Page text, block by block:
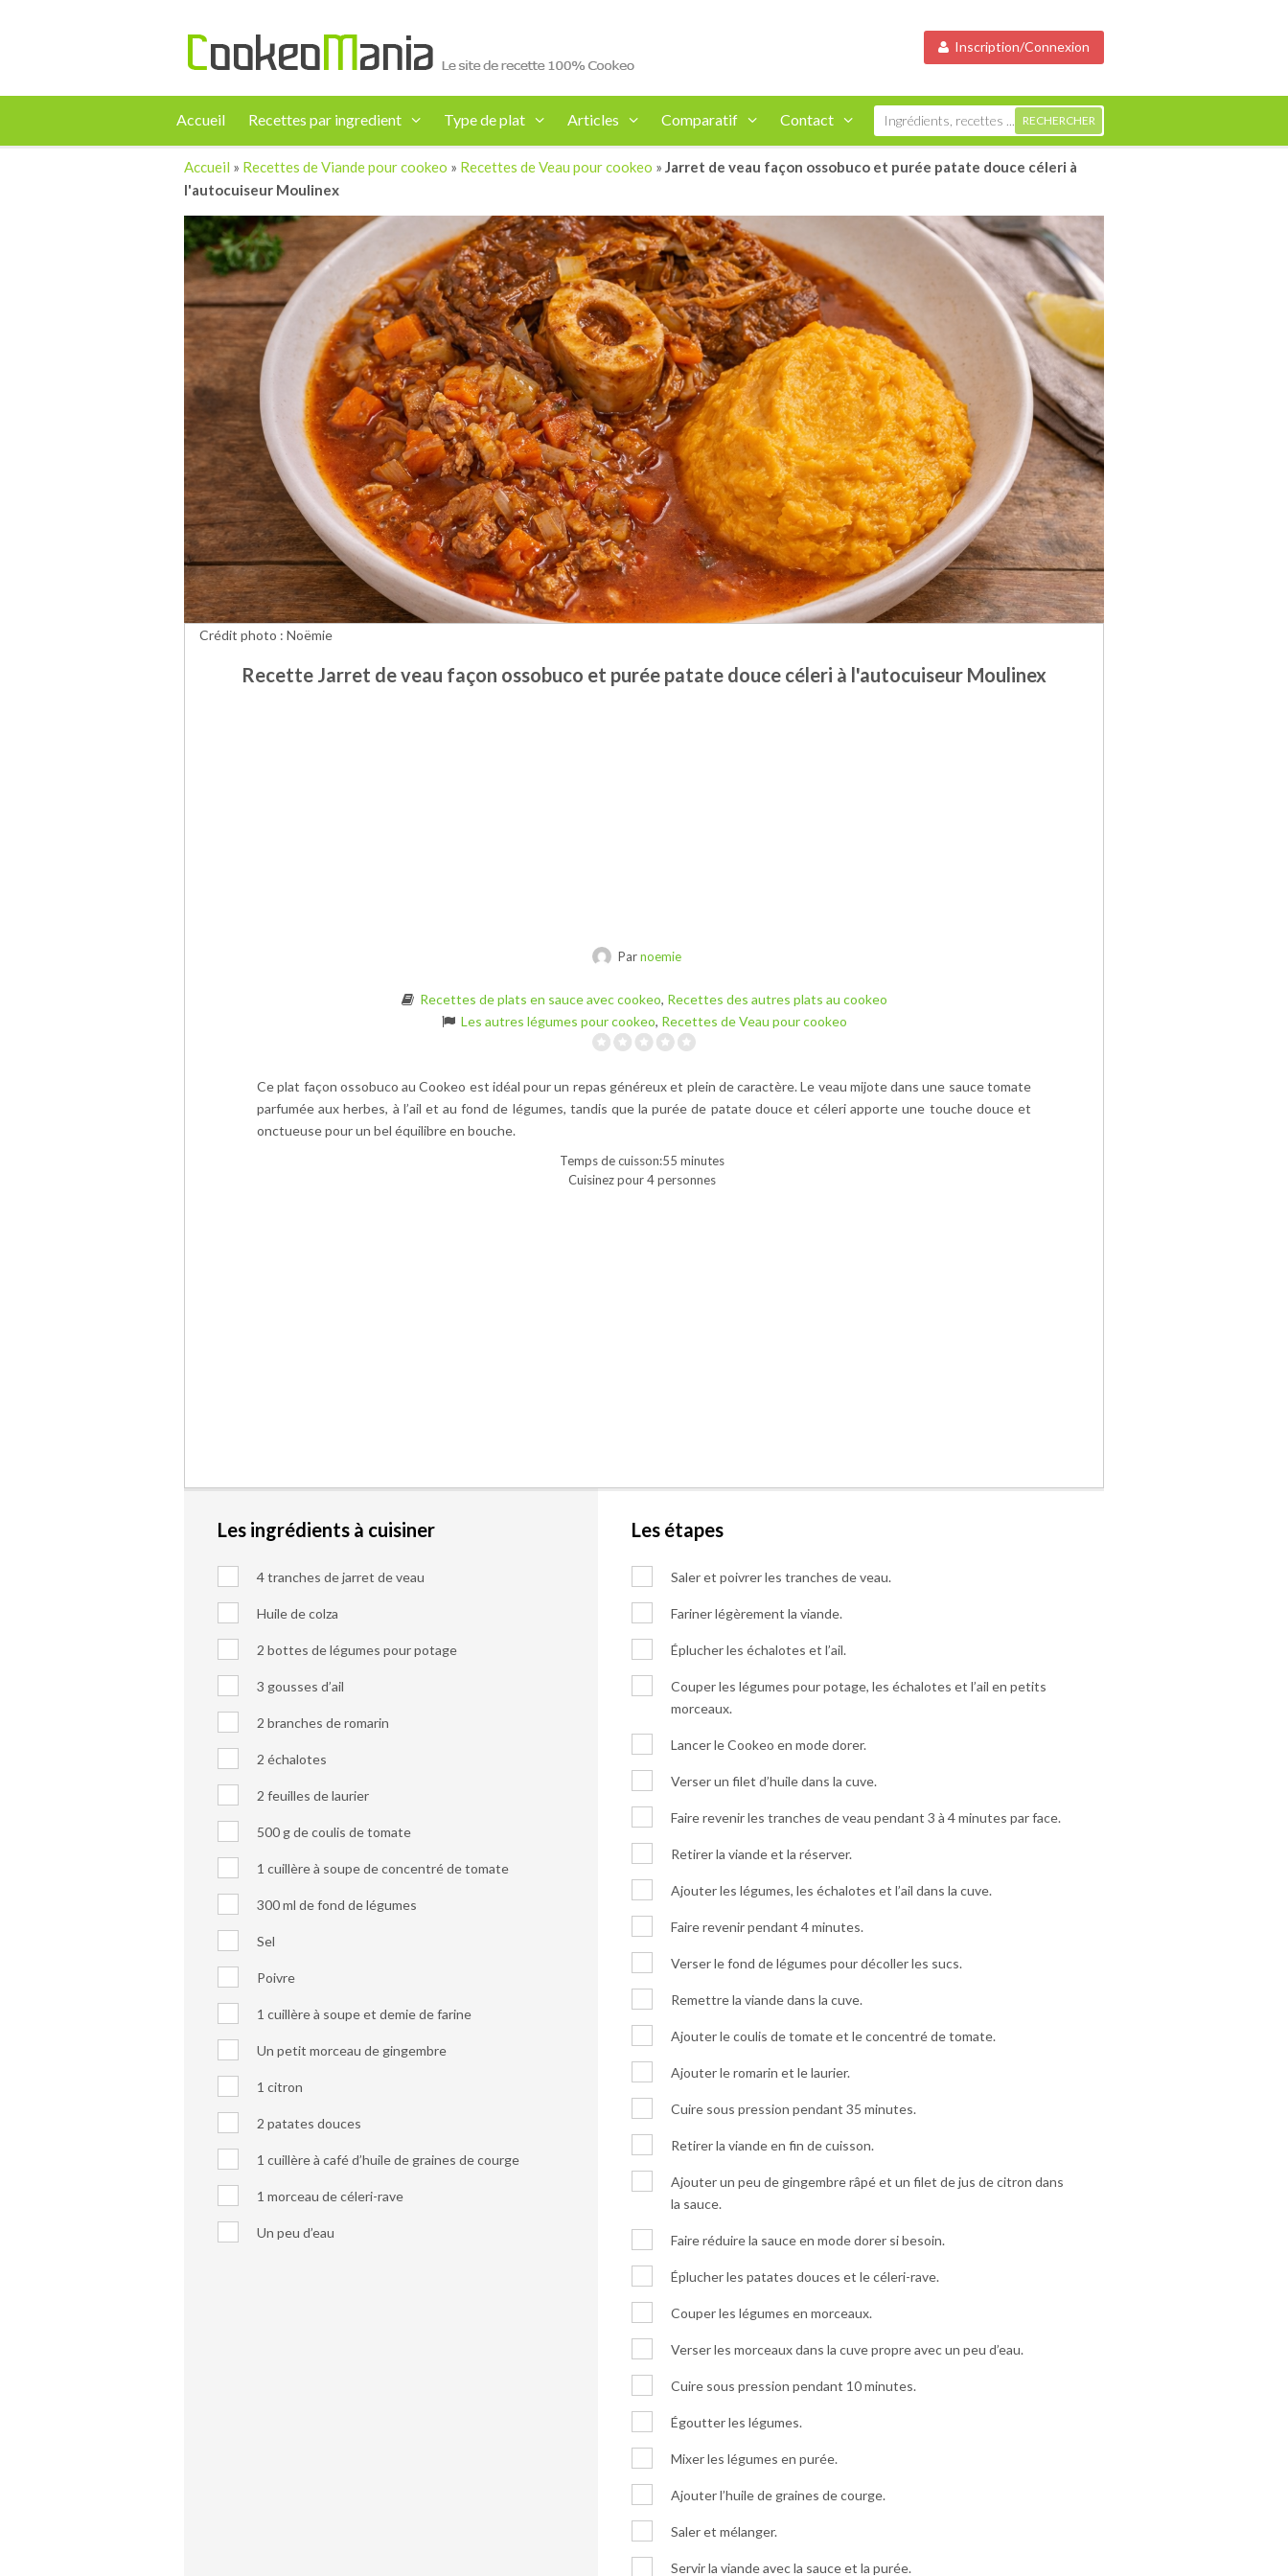
Inscription/Connexion
Accueil Recettes par ingredient Type de plat Articles Comparatif Contact
Accueil » Recettes de Viande pour cookeo » Recettes de Veau pour cookeo » Jarret de veau façon ossobuco et purée patate douce céleri à
l'autocuiseur Moulinex
Recette Jarret de veau façon ossobuco et purée patate douce céleri à l'autocuiseur Moulinex
Parnoemie
Recettes de plats en sauce avec cookeo, Recettes des autres plats au cookeo
Les autres légumes pour cookeo, Recettes de Veau pour cookeo
Ce plat façon ossobuco au Cookeo est idéal pour un repas généreux et plein de caractère. Le veau mijote dans une sauce tomate
parfumée aux herbes, à l’ail et au fond de légumes, tandis que la purée de patate douce et céleri apporte une touche douce et
onctueuse pour un bel équilibre en bouche.
Temps de cuisson:55 minutes
Cuisinez pour 4 personnes
Crédit photo : Noëmie
Les ingrédients à cuisiner
4 tranches de jarret de veau
Huile de colza
2 bottes de légumes pour potage
3 gousses d’ail
2 branches de romarin
2 échalotes
2 feuilles de laurier
500 g de coulis de tomate
1 cuillère à soupe de concentré de tomate
300 ml de fond de légumes
Sel
Poivre
1 cuillère à soupe et demie de farine
Un petit morceau de gingembre
1 citron
2 patates douces
1 cuillère à café d’huile de graines de courge
1 morceau de céleri-rave
Un peu d’eau
Les étapes
Saler et poivrer les tranches de veau.
Fariner légèrement la viande.
Éplucher les échalotes et l’ail.
Couper les légumes pour potage, les échalotes et l’ail en petits
morceaux.
Lancer le Cookeo en mode dorer.
Verser un filet d’huile dans la cuve.
Faire revenir les tranches de veau pendant 3 à 4 minutes par face.
Retirer la viande et la réserver.
Ajouter les légumes, les échalotes et l’ail dans la cuve.
Faire revenir pendant 4 minutes.
Verser le fond de légumes pour décoller les sucs.
Remettre la viande dans la cuve.
Ajouter le coulis de tomate et le concentré de tomate.
Ajouter le romarin et le laurier.
Cuire sous pression pendant 35 minutes.
Retirer la viande en fin de cuisson.
Ajouter un peu de gingembre râpé et un filet de jus de citron dans
la sauce.
Faire réduire la sauce en mode dorer si besoin.
Éplucher les patates douces et le céleri-rave.
Couper les légumes en morceaux.
Verser les morceaux dans la cuve propre avec un peu d’eau.
Cuire sous pression pendant 10 minutes.
Égoutter les légumes.
Mixer les légumes en purée.
Ajouter l’huile de graines de courge.
Saler et mélanger.
Servir la viande avec la sauce et la purée.